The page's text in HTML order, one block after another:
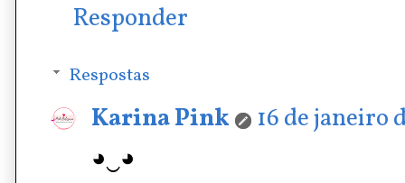
Responder
Respostas
Karina Pink
16 de janeiro
◕‿◕